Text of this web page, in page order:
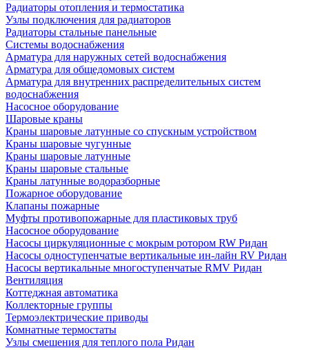
Радиаторы отопления и термостатика
Узлы подключения для радиаторов
Радиаторы стальные панельные
Системы водоснабжения
Арматура для наружных сетей водоснабжения
Арматура для общедомовых систем
Арматура для внутренних распределительных систем
водоснабжения
Насосное оборудование
Шаровые краны
Краны шаровые латунные со спускным устройством
Краны шаровые чугунные
Краны шаровые латунные
Краны шаровые стальные
Краны латунные водоразборные
Пожарное оборудование
Клапаны пожарные
Муфты противопожарные для пластиковых труб
Насосное оборудование
Насосы циркуляционные с мокрым ротором RW Ридан
Насосы одноступенчатые вертикальные ин-лайн RV Ридан
Насосы вертикальные многоступенчатые RMV Ридан
Вентиляция
Коттеджная автоматика
Коллекторные группы
Термоэлектрические приводы
Комнатные термостаты
Узлы смешения для теплого пола Ридан